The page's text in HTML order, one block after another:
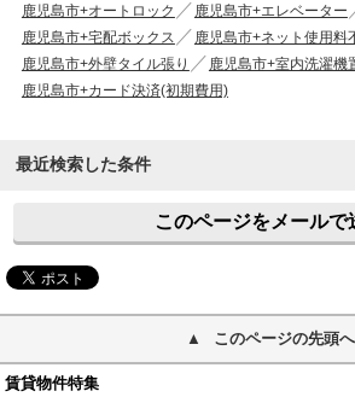
鹿児島市+オートロック
鹿児島市+エレベーター
鹿児島市+宅配ボックス
鹿児島市+ネット使用料
鹿児島市+外壁タイル張り
鹿児島市+室内洗濯機
鹿児島市+カード決済(初期費用)
最近検索した条件
このページをメールで
このページの先頭へ
賃貸物件特集